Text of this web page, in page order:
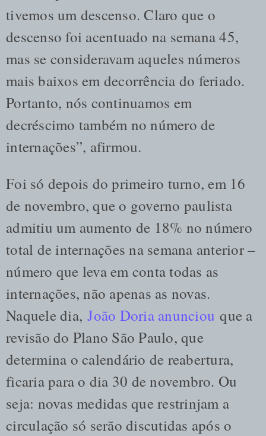
tivemos um descenso. Claro que o
descenso foi acentuado na semana 45,
mas se consideravam aqueles números
mais baixos em decorrência do feriado.
Portanto, nós continuamos em
decréscimo também no número de
internações”, afirmou.
Foi só depois do primeiro turno, em 16
de novembro, que o governo paulista
admitiu um aumento de 18% no número
total de internações na semana anterior –
número que leva em conta todas as
internações, não apenas as novas.
Naquele dia,João Doria anunciou que a
revisão do Plano São Paulo, que
determina o calendário de reabertura,
ficaria para o dia 30 de novembro. Ou
seja: novas medidas que restrinjam a
circulação só serão discutidas após o